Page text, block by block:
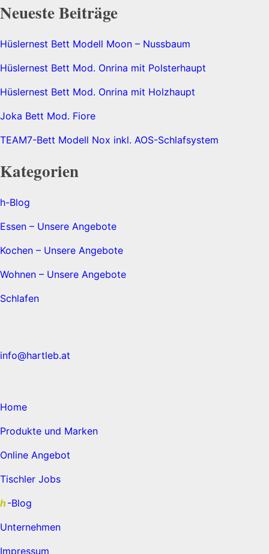
Neueste Beiträge
Hüslernest Bett Modell Moon – Nussbaum
Hüslernest Bett Mod. Onrina mit Polsterhaupt
Hüslernest Bett Mod. Onrina mit Holzhaupt
Joka Bett Mod. Fiore
TEAM7-Bett Modell Nox inkl. AOS-Schlafsystem
Kategorien
h-Blog
Essen – Unsere Angebote
Kochen – Unsere Angebote
Wohnen – Unsere Angebote
Schlafen
info@hartleb.at
Home
Produkte und Marken
Online Angebot
Tischler Jobs
h-Blog
Unternehmen
Impressum